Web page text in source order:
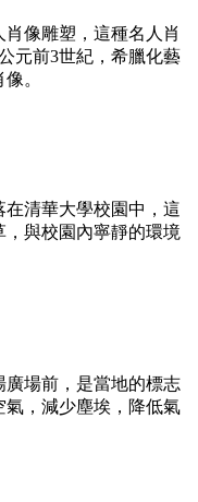
像雕塑，這種名人肖
元前3世紀，希臘化藝
。
清華大學校園中，這
與校園內寧靜的環境
廣場前，是當地的標志
，減少塵埃，降低氣